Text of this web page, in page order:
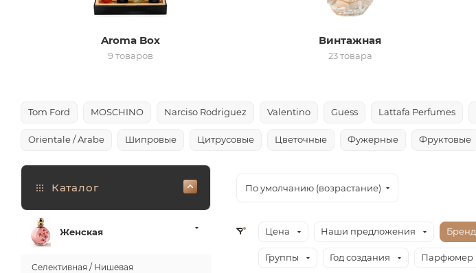
Aroma Box
9 товаров
Винтажная
23 товара
Tom Ford MOSCHINO Narciso Rodriguez Valentino Guess Lattafa Perfumes
Orientale / Arabe Шипровые Цитрусовые Цветочные Фужерные Фруктовые
По умолчанию (возрастание)
Цена Наши предложения Бренд
Группы Год создания Парфюмер
Каталог
Женская
Селективная / Нишевая